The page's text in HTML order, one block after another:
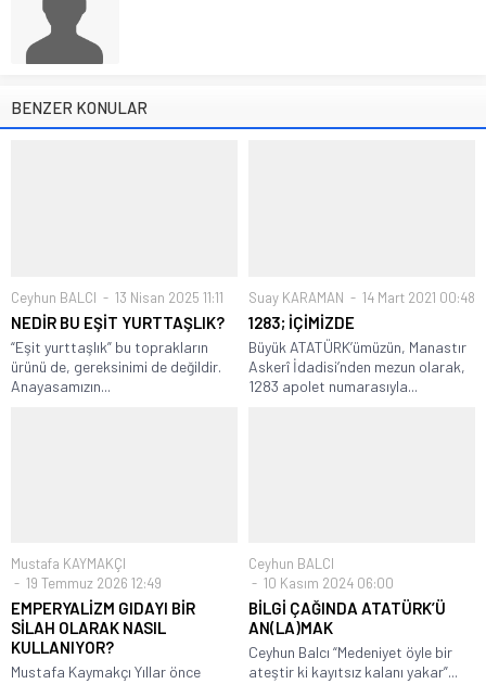
BENZER KONULAR
Ceyhun BALCI 13 Nisan 2025 11:11
NEDİR BU EŞİT YURTTAŞLIK?
“Eşit yurttaşlık” bu toprakların
ürünü de, gereksinimi de değildir.
Anayasamızın...
Suay KARAMAN 14 Mart 2021 00:48
1283; İÇİMİZDE
Büyük ATATÜRK’ümüzün, Manastır
Askerî İdadisi’nden mezun olarak,
1283 apolet numarasıyla...
Mustafa KAYMAKÇI
19 Temmuz 2026 12:49
EMPERYALİZM GIDAYI BİR
SİLAH OLARAK NASIL
KULLANIYOR?
Mustafa Kaymakçı Yıllar önce
Ceyhun BALCI
10 Kasım 2024 06:00
BİLGİ ÇAĞINDA ATATÜRK’Ü
AN(LA)MAK
Ceyhun Balcı “Medeniyet öyle bir
ateştir ki kayıtsız kalanı yakar”...